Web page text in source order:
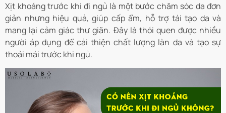
Xịt khoáng trước khi đi ngủ là một bước chăm sóc da đơn
giản nhưng hiệu quả, giúp cấp ẩm, hỗ trợ tái tạo da và
mang lại cảm giác thư giãn. Đây là thói quen được nhiều
người áp dụng để cải thiện chất lượng làn da và tạo sự
thoải mái trước khi ngủ.